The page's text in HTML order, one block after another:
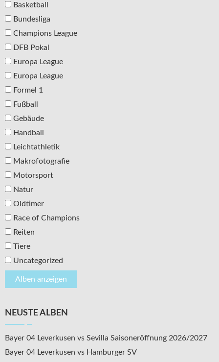
Basketball
Bundesliga
Champions League
DFB Pokal
Europa League
Europa League
Formel 1
Fußball
Gebäude
Handball
Leichtathletik
Makrofotografie
Motorsport
Natur
Oldtimer
Race of Champions
Reiten
Tiere
Uncategorized
NEUSTE ALBEN
Bayer 04 Leverkusen vs Sevilla Saisoneröffnung 2026/2027
Bayer 04 Leverkusen vs Hamburger SV